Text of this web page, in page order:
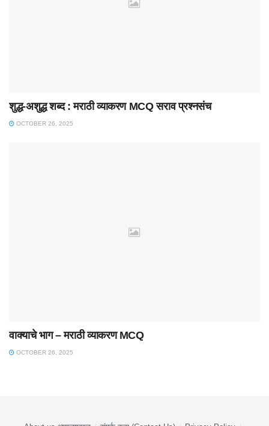
शुद्ध-अशुद्ध शब्द : मराठी व्याकरण MCQ सराव प्रश्नसंच
OCTOBER 26, 2025
वाक्याचे भाग – मराठी व्याकरण MCQ
OCTOBER 26, 2025